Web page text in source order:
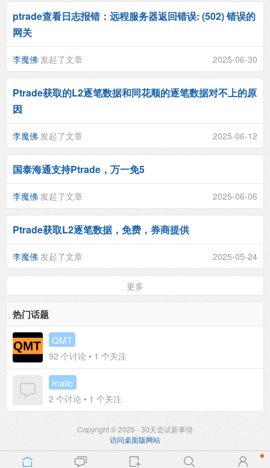
ptrade查看日志报错：远程服务器返回错误: (502) 错误的
网关
李魔佛 发起了文章 2025-06-30
Ptrade获取的L2逐笔数据和同花顺的逐笔数据对不上的原
因
李魔佛 发起了文章 2025-06-12
国泰海通支持Ptrade，万一免5
李魔佛 发起了文章 2025-06-06
Ptrade获取L2逐笔数据，免费，券商提供
李魔佛 发起了文章 2025-05-24
更多
热门话题
QMT
92 个讨论 • 1 个关注
matic
2 个讨论 • 1 个关注
Copyright © 2026 - 30天尝试新事情
访问桌面版网站